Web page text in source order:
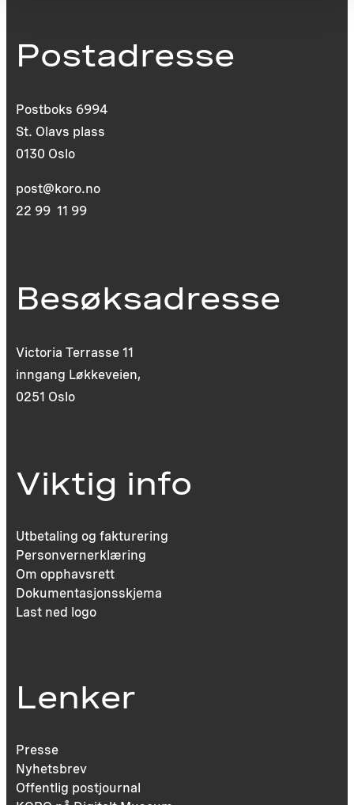
Postadresse
Postboks 6994
St. Olavs plass
0130 Oslo
post@koro.no
22 99 11 99
Besøksadresse
Victoria Terrasse 11
inngang Løkkeveien,
0251 Oslo
Viktig info
Utbetaling og fakturering
Personvernerklæring
Om opphavsrett
Dokumentasjonsskjema
Last ned logo
Lenker
Presse
Nyhetsbrev
Offentlig postjournal